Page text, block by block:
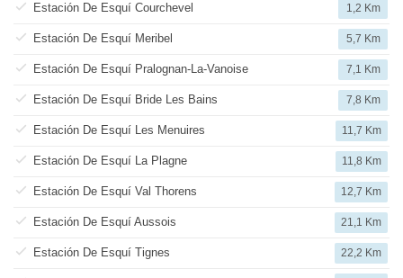
Estación De Esquí Courchevel 1,2 Km
Estación De Esquí Meribel 5,7 Km
Estación De Esquí Pralognan-La-Vanoise 7,1 Km
Estación De Esquí Bride Les Bains 7,8 Km
Estación De Esquí Les Menuires 11,7 Km
Estación De Esquí La Plagne 11,8 Km
Estación De Esquí Val Thorens 12,7 Km
Estación De Esquí Aussois 21,1 Km
Estación De Esquí Tignes 22,2 Km